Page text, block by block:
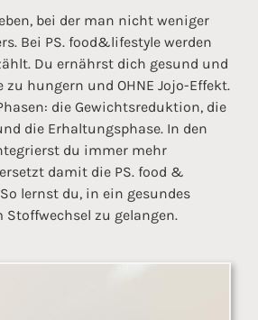
bei der man nicht weniger
Bei PS. food&lifestyle werden
Du ernährst dich gesund und
zu hungern und OHNE Jojo-Effekt.
die Gewichtsreduktion, die
die Erhaltungsphase. In den
du immer mehr
damit die PS. food &
lernst du, in ein gesundes
zu gelangen.